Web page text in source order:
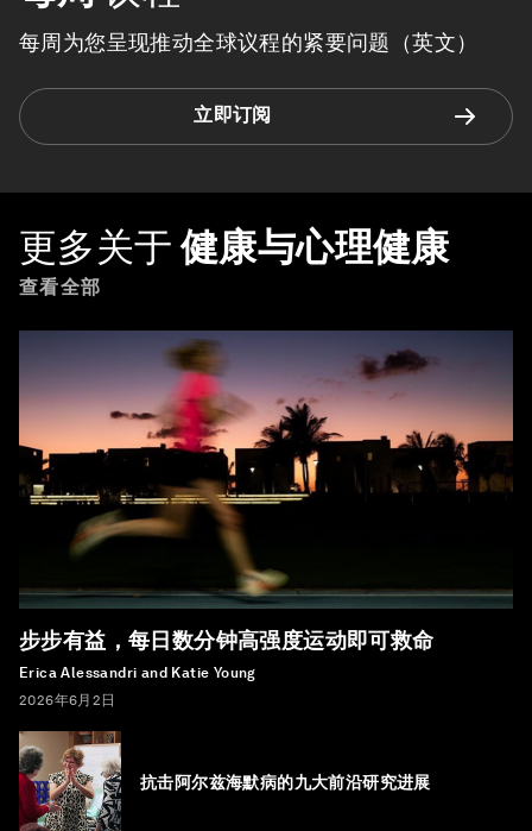
每周为您呈现推动全球议程的紧要问题（英文）
立即订阅
更多关于 健康与心理健康
查看全部
步步有益，每日数分钟高强度运动即可救命
Erica Alessandri and Katie Young
2026年6月2日
抗击阿尔兹海默病的九大前沿研究进展